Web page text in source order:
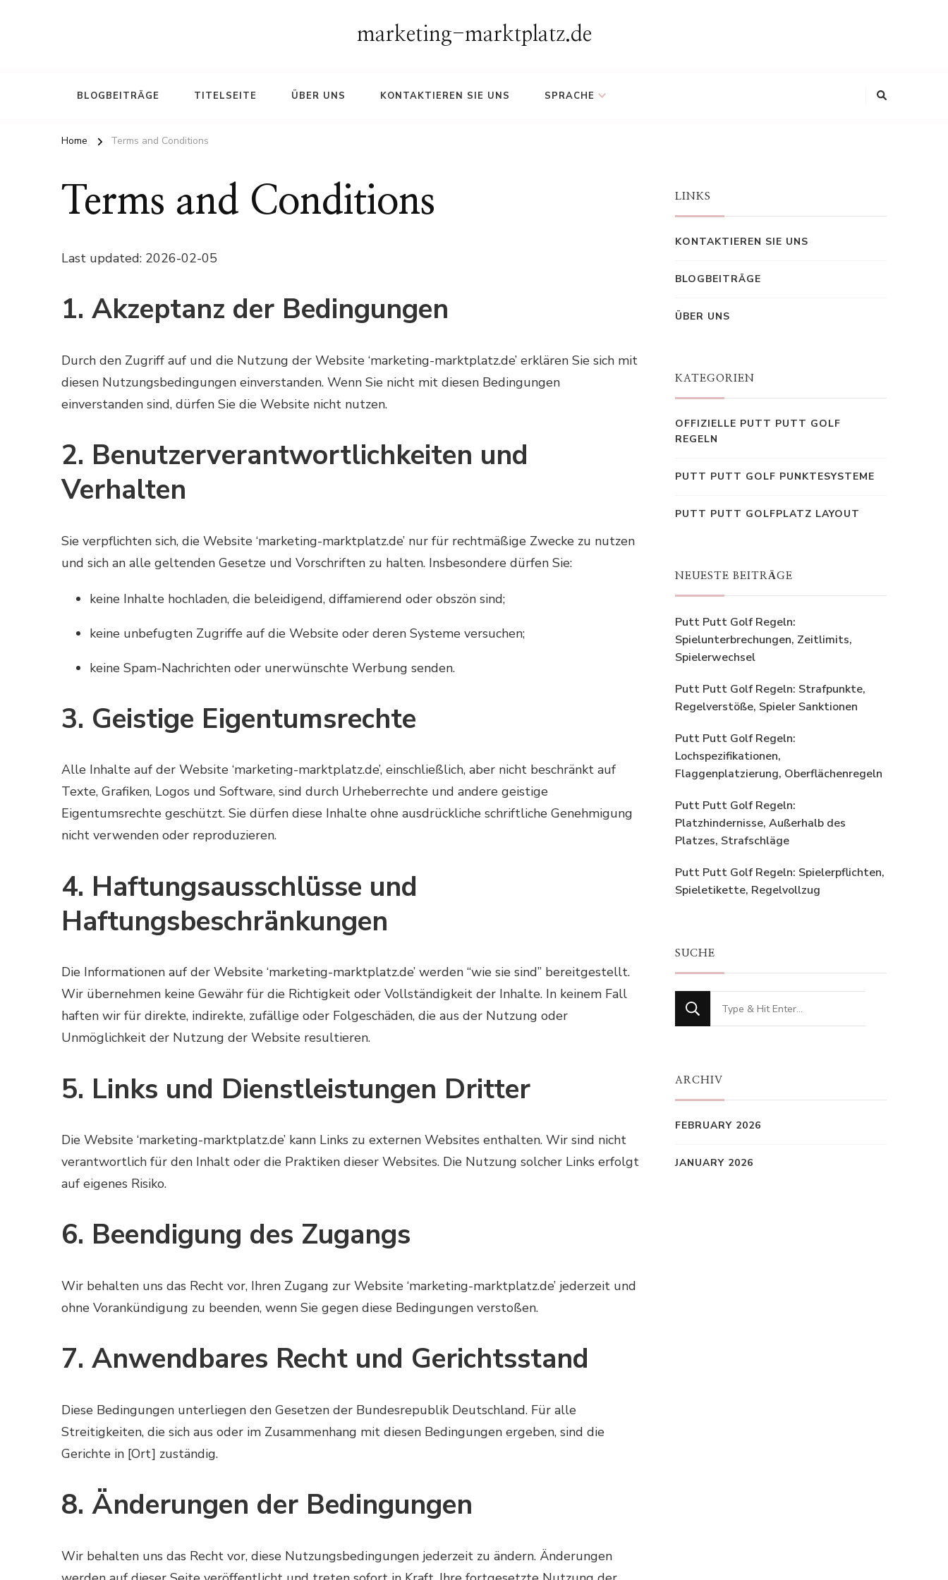
marketing-marktplatz.de
BLOGBEITRÄGE TITELSEITE ÜBER UNS KONTAKTIEREN SIE UNS SPRACHE
Home Terms and Conditions
Terms and Conditions
Last updated: 2026-02-05
1. Akzeptanz der Bedingungen
Durch den Zugriff auf und die Nutzung der Website ‘marketing-marktplatz.de’ erklären Sie sich mit
diesen Nutzungsbedingungen einverstanden. Wenn Sie nicht mit diesen Bedingungen
einverstanden sind, dürfen Sie die Website nicht nutzen.
2. Benutzerverantwortlichkeiten und
Verhalten
Sie verpflichten sich, die Website ‘marketing-marktplatz.de’ nur für rechtmäßige Zwecke zu nutzen
und sich an alle geltenden Gesetze und Vorschriften zu halten. Insbesondere dürfen Sie:
keine Inhalte hochladen, die beleidigend, diffamierend oder obszön sind;
keine unbefugten Zugriffe auf die Website oder deren Systeme versuchen;
keine Spam-Nachrichten oder unerwünschte Werbung senden.
3. Geistige Eigentumsrechte
Alle Inhalte auf der Website ‘marketing-marktplatz.de’, einschließlich, aber nicht beschränkt auf
Texte, Grafiken, Logos und Software, sind durch Urheberrechte und andere geistige
Eigentumsrechte geschützt. Sie dürfen diese Inhalte ohne ausdrückliche schriftliche Genehmigung
nicht verwenden oder reproduzieren.
4. Haftungsausschlüsse und
Haftungsbeschränkungen
Die Informationen auf der Website ‘marketing-marktplatz.de’ werden “wie sie sind” bereitgestellt.
Wir übernehmen keine Gewähr für die Richtigkeit oder Vollständigkeit der Inhalte. In keinem Fall
haften wir für direkte, indirekte, zufällige oder Folgeschäden, die aus der Nutzung oder
Unmöglichkeit der Nutzung der Website resultieren.
5. Links und Dienstleistungen Dritter
Die Website ‘marketing-marktplatz.de’ kann Links zu externen Websites enthalten. Wir sind nicht
verantwortlich für den Inhalt oder die Praktiken dieser Websites. Die Nutzung solcher Links erfolgt
auf eigenes Risiko.
6. Beendigung des Zugangs
Wir behalten uns das Recht vor, Ihren Zugang zur Website ‘marketing-marktplatz.de’ jederzeit und
ohne Vorankündigung zu beenden, wenn Sie gegen diese Bedingungen verstoßen.
7. Anwendbares Recht und Gerichtsstand
Diese Bedingungen unterliegen den Gesetzen der Bundesrepublik Deutschland. Für alle
Streitigkeiten, die sich aus oder im Zusammenhang mit diesen Bedingungen ergeben, sind die
Gerichte in [Ort] zuständig.
8. Änderungen der Bedingungen
Wir behalten uns das Recht vor, diese Nutzungsbedingungen jederzeit zu ändern. Änderungen
LINKS
KONTAKTIEREN SIE UNS
BLOGBEITRÄGE
ÜBER UNS
KATEGORIEN
OFFIZIELLE PUTT PUTT GOLF
REGELN
PUTT PUTT GOLF PUNKTESYSTEME
PUTT PUTT GOLFPLATZ LAYOUT
NEUESTE BEITRÄGE
Putt Putt Golf Regeln:
Spielunterbrechungen, Zeitlimits,
Spielerwechsel
Putt Putt Golf Regeln: Strafpunkte,
Regelverstöße, Spieler Sanktionen
Putt Putt Golf Regeln:
Lochspezifikationen,
Flaggenplatzierung, Oberflächenregeln
Putt Putt Golf Regeln:
Platzhindernisse, Außerhalb des
Platzes, Strafschläge
Putt Putt Golf Regeln: Spielerpflichten,
Spieletikette, Regelvollzug
SUCHE
Looking
for
ARCHIV
FEBRUARY 2026
JANUARY 2026